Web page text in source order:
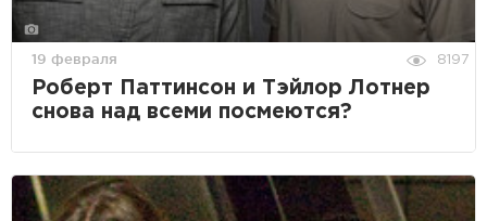
19 февраля 8197
Роберт Паттинсон и Тэйлор Лотнер
снова над всеми посмеются?